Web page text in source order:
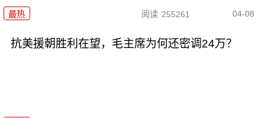
最热 阅读 255261 04-08
抗美援朝胜利在望，毛主席为何还密调24万？